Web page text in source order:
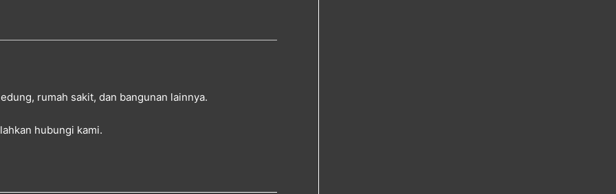
rumah sakit, dan bangunan lainnya.
hubungi kami.